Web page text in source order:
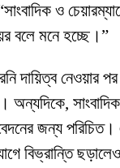
ও
বলে মনে হচ্ছে।”
দায়িত্ব নেওয়ার
অন্যদিকে,
জন্য
বিভ্রান্তি